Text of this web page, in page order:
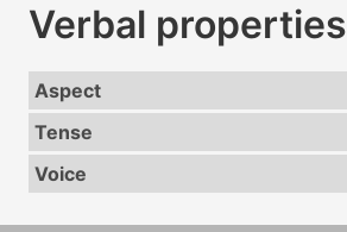
Verbal properties
Aspect
Tense
Voice